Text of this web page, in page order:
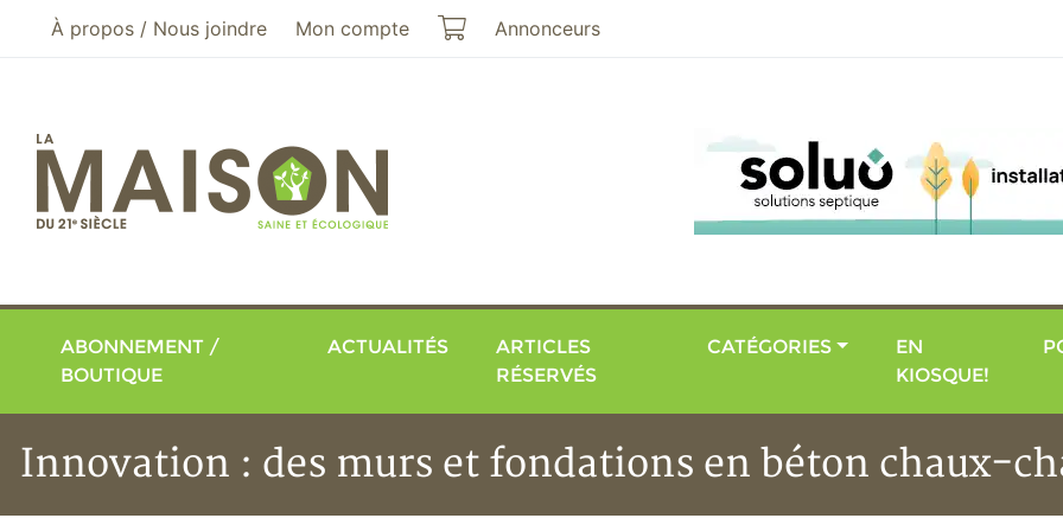
Aller au menu principal
Aller au contenu principal
À propos / Nous joindre Mon compte Mon panier
Annonceurs
ABONNEMENT /
BOUTIQUE
ACTUALITÉS
ARTICLES
RÉSERVÉS
CATÉGORIES
EN
KIOSQUE!
Innovation : des murs et fondations en béton chaux-